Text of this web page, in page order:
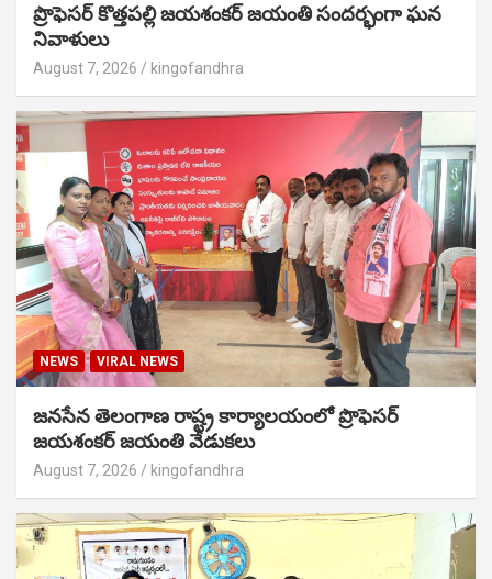
ప్రొఫెసర్ కొత్తపల్లి జయశంకర్ జయంతి సందర్భంగా ఘన
నివాళులు
August 7, 2026 kingofandhra
NEWS VIRAL NEWS
జనసేన తెలంగాణ రాష్ట్ర కార్యాలయంలో ప్రొఫెసర్
జయశంకర్ జయంతి వేడుకలు
August 7, 2026 kingofandhra